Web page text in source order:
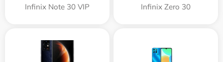
Infinix Note 30 VIP Infinix Zero 30